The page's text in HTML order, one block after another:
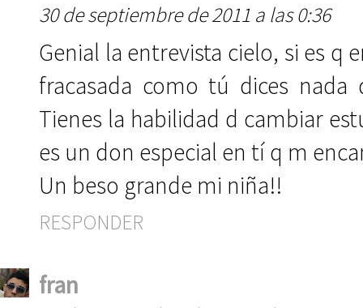
30 de septiembre de 2011 a las 0:36
Genial la entrevista cielo, si es q
fracasada como tú dices
Tienes la habilidad d cambiar
es un don especial en tí q m
Un beso grande mi niña!!
RESPONDER
fran